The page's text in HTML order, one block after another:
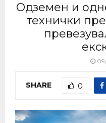
Одземен и
технички
SHARE 0